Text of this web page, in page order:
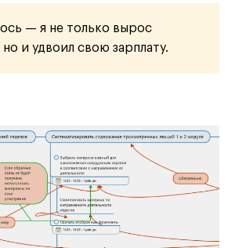
— я не только вырос
и удвоил свою зарплату.